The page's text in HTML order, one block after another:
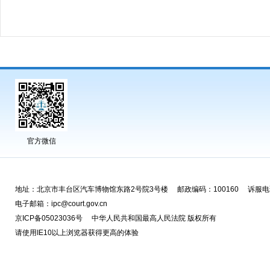
官方微信
地址：北京市丰台区汽车博物馆东路2号院3号楼 邮政编码：100160 诉服
电子邮箱：ipc@court.gov.cn
京ICP备05023036号 中华人民共和国最高人民法院 版权所有
请使用IE10以上浏览器获得更高的体验